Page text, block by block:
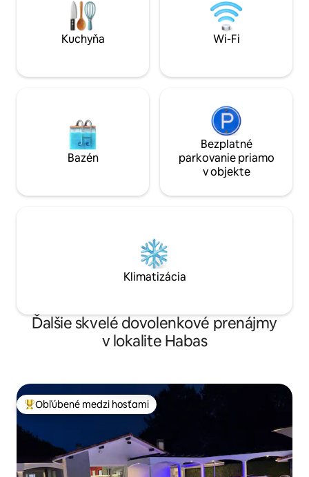
postieľka Pack 'n play a detská vanička
na požiadanie.
Kuchyňa Wi-Fi
Bazén
Bezplatné
parkovanie priamo
v objekte
Klimatizácia
Ďalšie skvelé dovolenkové prenájmy
v lokalite Habas
Najobľúbenejšie medzi hosťami
Obľúbené medzi hosťami